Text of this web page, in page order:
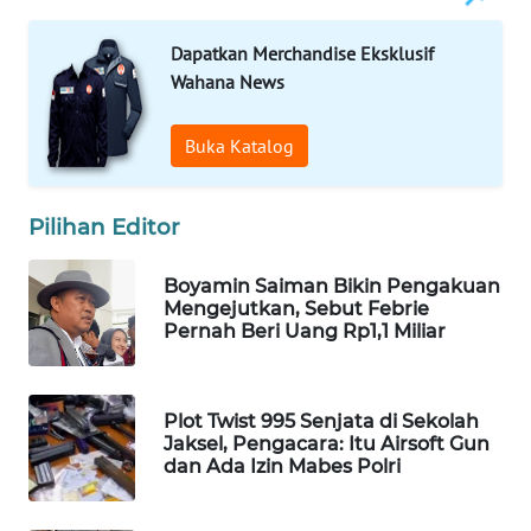
Dapatkan Merchandise Eksklusif
Wahana News
Buka Katalog
Pilihan Editor
Boyamin Saiman Bikin Pengakuan
Mengejutkan, Sebut Febrie
Pernah Beri Uang Rp1,1 Miliar
Plot Twist 995 Senjata di Sekolah
Jaksel, Pengacara: Itu Airsoft Gun
dan Ada Izin Mabes Polri
WAHANA
DESA
WISATA
LAPAK
WAHANA
Wahana
KONSUMEN
LISTRIK
MASYARAKAT
KELISTRIKAN
WALINKI
ID